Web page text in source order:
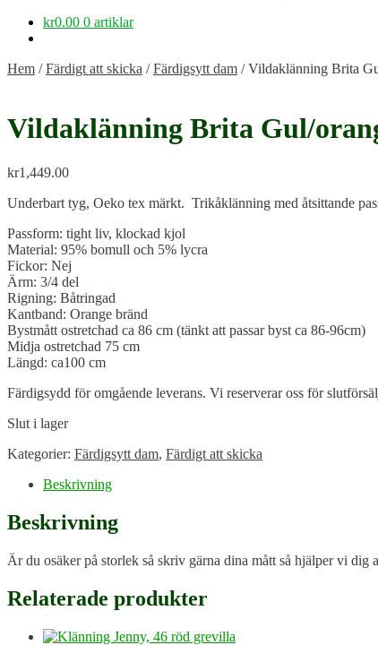
kr0.00 0 artiklar
Hem /Färdigt att skicka /Färdigsytt dam /Vildaklänning Brita
Vildaklänning Brita Gul/
kr1,449.00
Underbart tyg, Oeko tex märkt. Trikåklänning med åtsittande
Passform: tight liv, klockad kjol
Material: 95% bomull och 5% lycra
Fickor: Nej
Ärm: 3/4 del
Rigning: Båtringad
Kantband: Orange bränd
Bystmått ostretchad ca 86 cm (tänkt att passar byst ca 86-96cm)
Midja ostretchad 75 cm
Längd: ca100 cm
Färdigsydd för omgående leverans. Vi reserverar oss för
Slut i lager
Kategorier: Färdigsytt dam, Färdigt att skicka
Beskrivning
Beskrivning
Är du osäker på storlek så skriv gärna dina mått så hjälper vi dig
Relaterade produkter